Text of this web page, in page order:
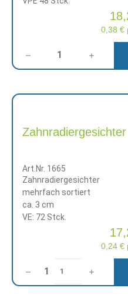
0,38 €
Zahnradiergesichter
Art.Nr. 1665
Zahnradiergesichter
mehrfach sortiert
ca. 3 cm
VE: 72 Stck.
0,24 €
1